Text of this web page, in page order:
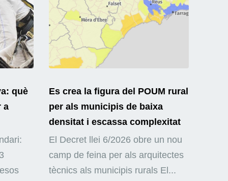
què
a
Es crea la figura del POUM rural
per als municipis de baixa
densitat i escassa complexitat
El Decret llei 6/2026 obre un nou
camp de feina per als arquitectes
tècnics als municipis rurals El...